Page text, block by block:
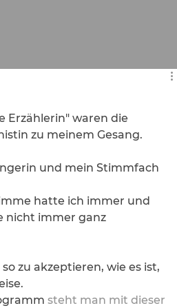
Erzählerin" waren die
zu meinem Gesang.
und mein Stimmfach
hatte ich immer und
nicht immer ganz
zu akzeptieren, wie es ist,
steht man mit dieser